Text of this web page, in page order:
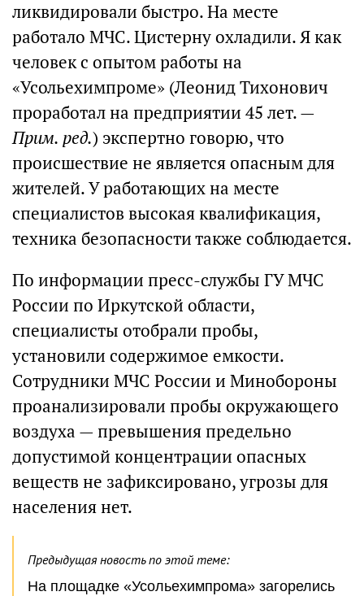
ликвидировали быстро. На месте
работало МЧС. Цистерну охладили. Я как
человек с опытом работы на
«Усольехимпроме» (Леонид Тихонович
проработал на предприятии 45 лет. —
Прим. ред.) экспертно говорю, что
происшествие не является опасным для
жителей. У работающих на месте
специалистов высокая квалификация,
техника безопасности также соблюдается.
По информации пресс-службы ГУ МЧС
России по Иркутской области,
специалисты отобрали пробы,
установили содержимое емкости.
Сотрудники МЧС России и Минобороны
проанализировали пробы окружающего
воздуха — превышения предельно
допустимой концентрации опасных
веществ не зафиксировано, угрозы для
населения нет.
Предыдущая новость по этой теме:
На площадке «Усольехимпрома» загорелись